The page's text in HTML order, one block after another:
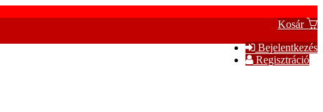
Kosár
Bejelentkezés
Regisztráció